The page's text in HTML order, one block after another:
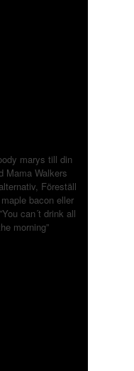
marys till din
Mama Walkers
Föreställ
bacon eller
can´t drink all
morning”